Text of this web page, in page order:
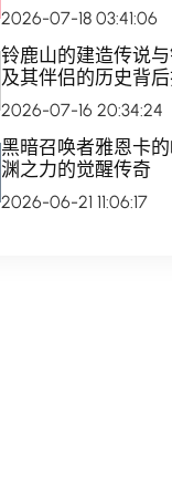
2026-07-18 03:41:06
铃鹿山的建造传说
及其伴侣的历史背
2026-07-16 20:34:24
黑暗召唤者雅恩卡
渊之力的觉醒传奇
2026-06-21 11:06:17